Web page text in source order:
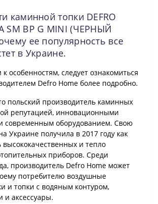
каминной топки DEFRO
SM BP G MINI (ЧЕРНЫЙ
ее популярность все
в Украине.
особенностям, следует ознакомиться
Defro Home более подробно.
польский производитель каминных
репутацией, инновационными
современным оборудованием. Свою
Украине получила в 2017 году как
высококачественных и тепло
приборов. Среди
производитель Defro Home может
потребителю воздушные
и топки с водяным контуром,
аксессуары.